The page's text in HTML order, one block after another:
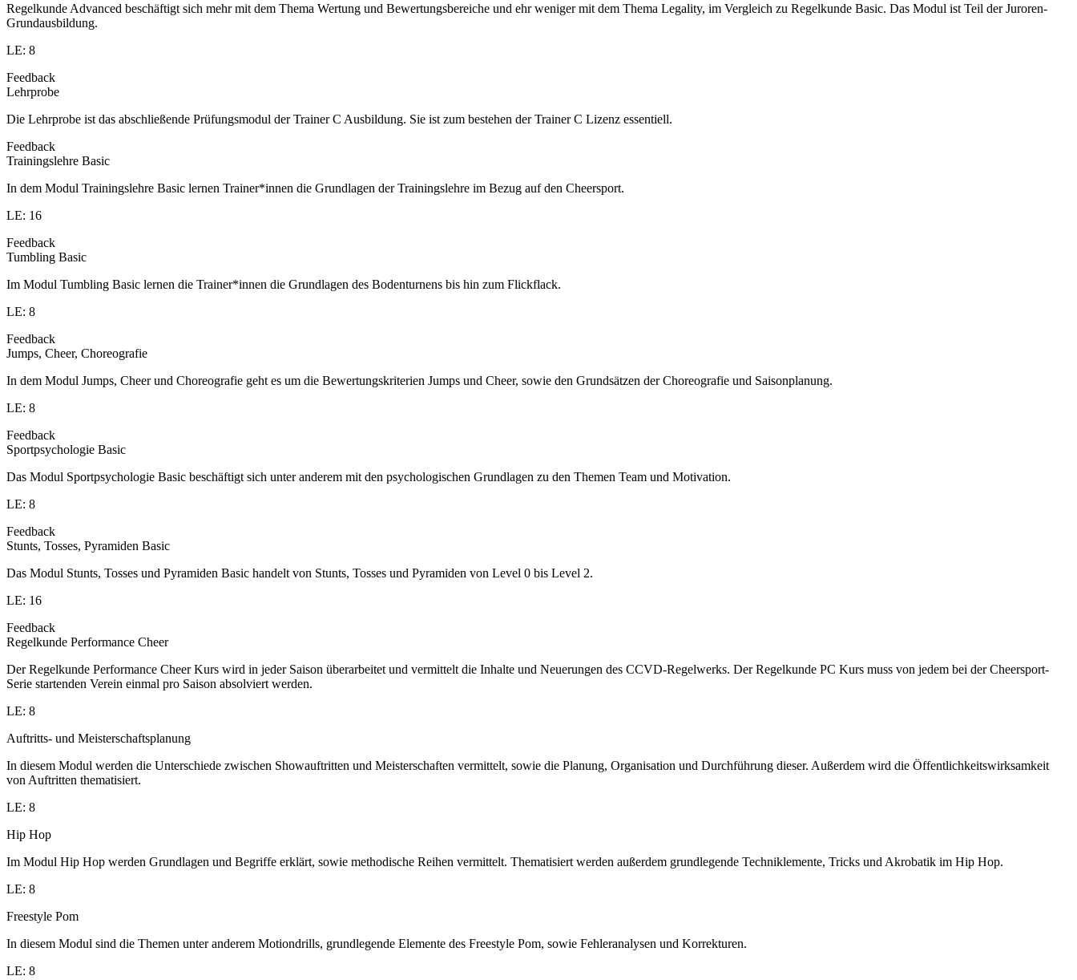
Regelkunde Advanced beschäftigt sich mehr mit dem Thema Wertung und Bewertungsbereiche und ehr weniger mit dem Thema Legality, im Vergleich zu Regelkunde Basic. Das Modul ist Teil der Juroren-
Grundausbildung.
LE: 8
Feedback
Lehrprobe
Die Lehrprobe ist das abschließende Prüfungsmodul der Trainer C Ausbildung. Sie ist zum bestehen der Trainer C Lizenz essentiell.
Feedback
Trainingslehre Basic
In dem Modul Trainingslehre Basic lernen Trainer*innen die Grundlagen der Trainingslehre im Bezug auf den Cheersport.
LE: 16
Feedback
Tumbling Basic
Im Modul Tumbling Basic lernen die Trainer*innen die Grundlagen des Bodenturnens bis hin zum Flickflack.
LE: 8
Feedback
Jumps, Cheer, Choreografie
In dem Modul Jumps, Cheer und Choreografie geht es um die Bewertungskriterien Jumps und Cheer, sowie den Grundsätzen der Choreografie und Saisonplanung.
LE: 8
Feedback
Sportpsychologie Basic
Das Modul Sportpsychologie Basic beschäftigt sich unter anderem mit den psychologischen Grundlagen zu den Themen Team und Motivation.
LE: 8
Feedback
Stunts, Tosses, Pyramiden Basic
Das Modul Stunts, Tosses und Pyramiden Basic handelt von Stunts, Tosses und Pyramiden von Level 0 bis Level 2.
LE: 16
Feedback
Regelkunde Performance Cheer
Der Regelkunde Performance Cheer Kurs wird in jeder Saison überarbeitet und vermittelt die Inhalte und Neuerungen des CCVD-Regelwerks. Der Regelkunde PC Kurs muss von jedem bei der Cheersport-
Serie startenden Verein einmal pro Saison absolviert werden.
LE: 8
Auftritts- und Meisterschaftsplanung
In diesem Modul werden die Unterschiede zwischen Showauftritten und Meisterschaften vermittelt, sowie die Planung, Organisation und Durchführung dieser. Außerdem wird die Öffentlichkeitswirksamkeit
von Auftritten thematisiert.
LE: 8
Hip Hop
Im Modul Hip Hop werden Grundlagen und Begriffe erklärt, sowie methodische Reihen vermittelt. Thematisiert werden außerdem grundlegende Techniklemente, Tricks und Akrobatik im Hip Hop.
LE: 8
Freestyle Pom
In diesem Modul sind die Themen unter anderem Motiondrills, grundlegende Elemente des Freestyle Pom, sowie Fehleranalysen und Korrekturen.
LE: 8